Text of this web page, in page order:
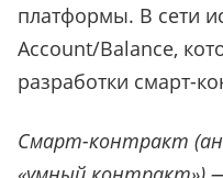
платформы. В сети
Account/Balance,
разработки смарт-
Смарт-контракт